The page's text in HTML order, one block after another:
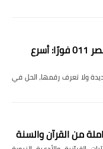
كود معرفة رقم اتصالات مصر 011 فورًا: أسرع
ولا تعرف رقمها، الحل في
من القرآن والسنة